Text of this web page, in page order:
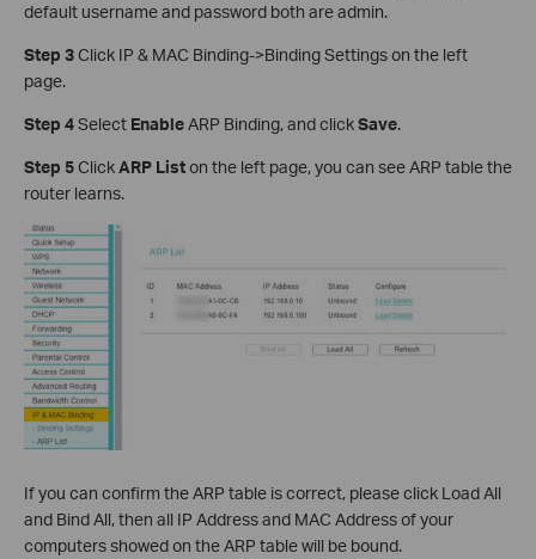
default username and password both are admin.
Step 3Click IP & MAC Binding->Binding Settings on the left
page.
Step 4Select EnableARP Binding, and clickSave.
Step 5ClickARP Liston the left page, you can see ARP table the
router learns.
If you can confirm the ARP table is correct, please click Load All
and Bind All, then all IP Address and MAC Address of your
computers showed on the ARP table will be bound.